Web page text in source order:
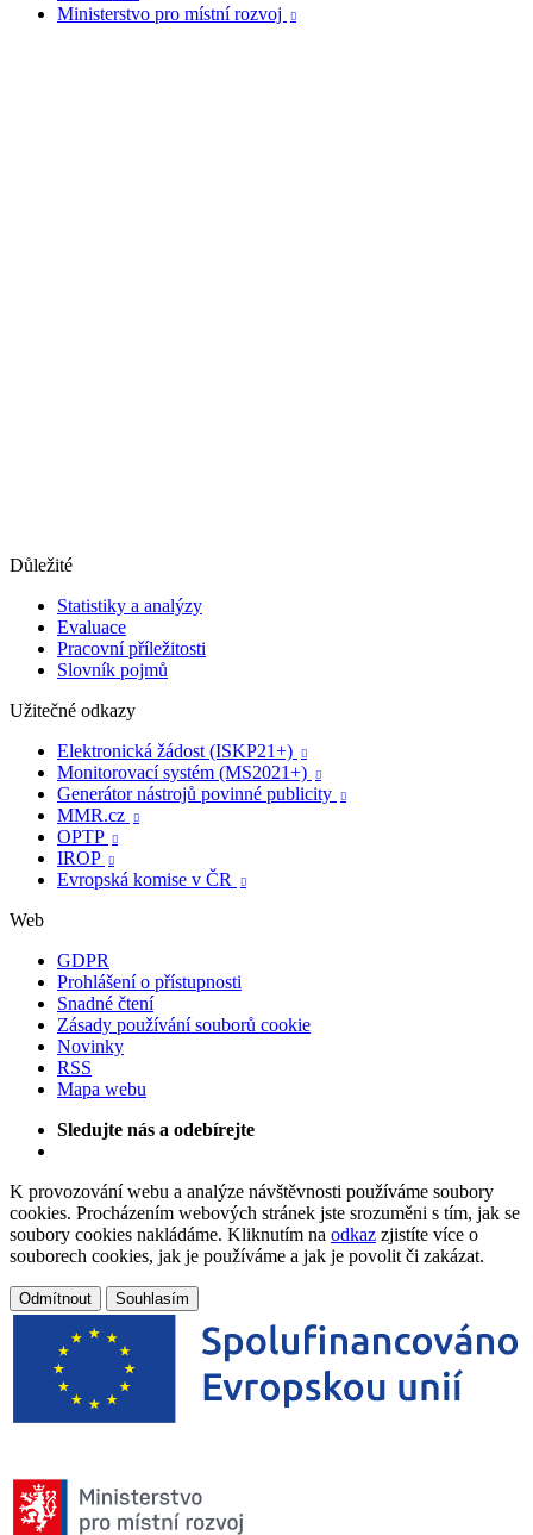
Ministerstvo pro místní rozvoj

Důležité
Statistiky a analýzy
Evaluace
Pracovní příležitosti
Slovník pojmů
Užitečné odkazy
Elektronická žádost (ISKP21+)

Monitorovací systém (MS2021+) 
Generátor nástrojů povinné publicity 
MMR.cz 
OPTP 
IROP 
Evropská komise v ČR 
Web
GDPR
Prohlášení o přístupnosti
Snadné čtení
Zásady používání souborů cookie
Novinky
RSS
Mapa webu
Sledujte nás a odebírejte
K provozování webu a analýze návštěvnosti používáme soubory
cookies. Procházením webových stránek jste srozuměni s tím, jak se
soubory cookies nakládáme. Kliknutím na odkaz zjistíte více o
souborech cookies, jak je používáme a jak je povolit či zakázat.
Odmítnout Souhlasím